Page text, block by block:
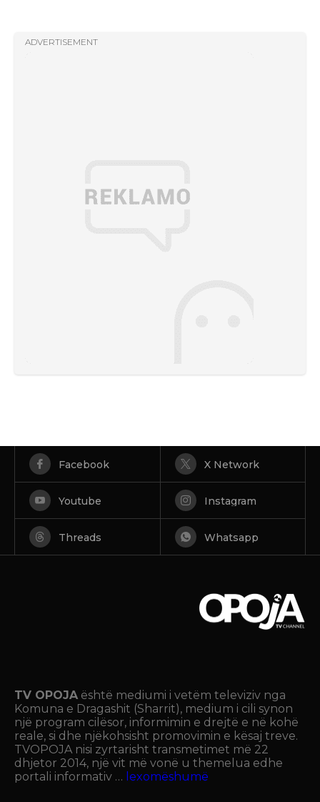
ADVERTISEMENT
Facebook X Network
Youtube Instagram
Threads Whatsapp
TV OPOJA është mediumi i vetëm televiziv nga
Komuna e Dragashit (Sharrit), medium i cili synon
një program cilësor, informimin e drejtë e në kohë
reale, si dhe njëkohsisht promovimin e kësaj treve.
TVOPOJA nisi zyrtarisht transmetimet më 22
dhjetor 2014, një vit më vonë u themelua edhe
portali informativ … lexomëshumë